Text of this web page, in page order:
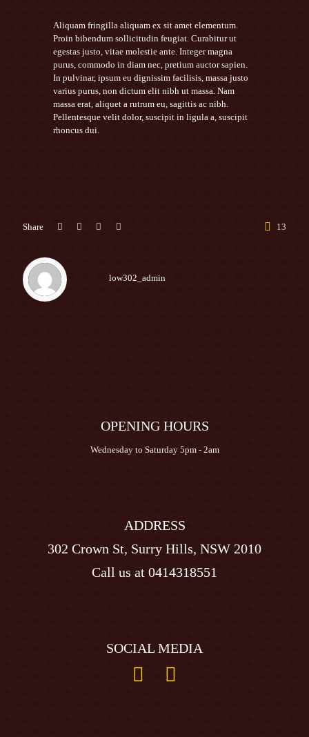
Aliquam fringilla aliquam ex sit amet elementum.
Proin bibendum sollicitudin feugiat. Curabitur ut
egestas justo, vitae molestie ante. Integer magna
purus, commodo in diam nec, pretium auctor sapien.
In pulvinar, ipsum eu dignissim facilisis, massa justo
varius purus, non dictum elit nibh ut massa. Nam
massa erat, aliquet a rutrum eu, sagittis ac nibh.
Pellentesque velit dolor, suscipit in ligula a, suscipit
rhoncus dui.
Share 13
low302_admin
OPENING HOURS
Wednesday to Saturday 5pm - 2am
ADDRESS
302 Crown St, Surry Hills, NSW 2010
Call us at 0414318551
SOCIAL MEDIA